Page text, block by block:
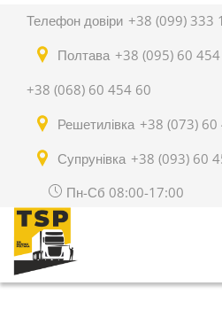
Телефон довіри +38 (099) 333
Полтава +38 (095) 60
+38 (068) 60 454 60
Решетилівка +38 (073) 60
Супрунівка +38 (093) 60
Пн-Сб 08:00-17:00